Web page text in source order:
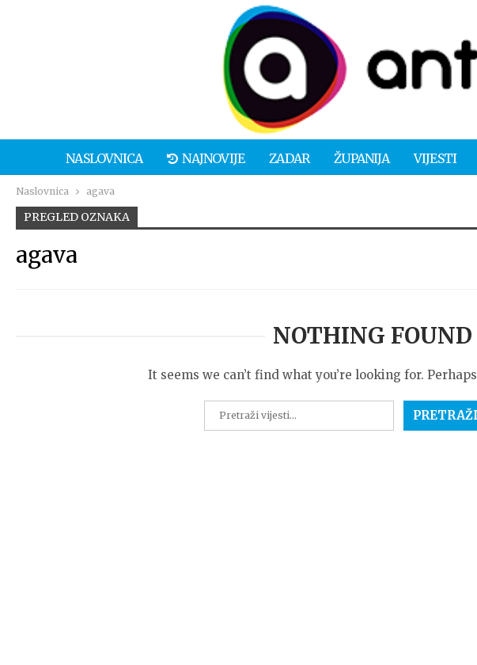
NASLOVNICA NAJNOVIJE ZADAR ŽUPANIJA VIJESTI
Naslovnica agava
PREGLED OZNAKA
agava
NOTHING FOUND
It seems we can’t find what you’re looking for.